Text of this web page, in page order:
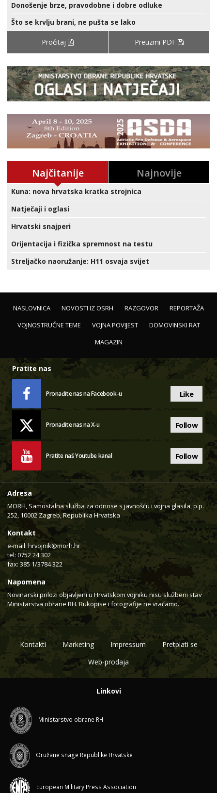
Donošenje brze, pravodobne i dobre odluke
Što se krvlju brani, ne pušta se lako
Pročitaj Preuzmi PDF
Najčitanije Najnovije
Kuna: nova hrvatska kratka strojnica
Natječaji i oglasi
Hrvatski snajperi
Orijentacija i fizička spremnost na testu
Streljačko naoružanje: H11 osvaja svijet
NASLOVNICA NOVOSTI IZ OSRH RAZGOVOR
REPORTAŽA
VOJNOSTRUČNE TEME
VOJNA POVIJEST
DOMOVINSKI RAT
MAGAZIN
Pratite nas
Pronađite nas na Facebook-u Like
Pronađite nas na X-u Follow
Pratite naš Youtube kanal Follow
Adresa
MORH, Samostalna služba za odnose s javnošću i vojna glasila, p.p.
252, 10002 Zagreb, Republika Hrvatska
Kontakt
e-mail: hrvojnik@morh.hr
tel: 0752 24 302
fax: 385 1/3784 322
Napomena
Novinarski prilozi objavljeni u Hrvatskom vojniku nisu službeni stav
Ministarstva obrane RH. Rukopise i fotografije ne vraćamo.
Kontakti Marketing Impressum
Pretplati se
Web-prodaja
Linkovi
Ministarstvo obrane RH
Oružane snage Republike Hrvatske
European Military Press Association